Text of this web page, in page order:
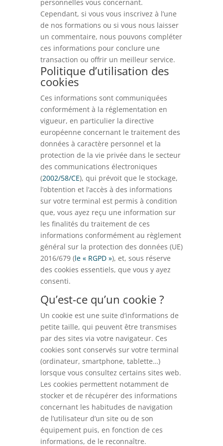
personnelles vous concernant.
Cependant, si vous vous inscrivez à l’une
de nos formations ou si vous nous laisser
un commentaire, nous pouvons compléter
ces informations pour conclure une
transaction ou offrir un meilleur service.
Politique d’utilisation des
cookies
Ces informations sont communiquées
conformément à la réglementation en
vigueur, en particulier la directive
européenne concernant le traitement des
données à caractère personnel et la
protection de la vie privée dans le secteur
des communications électroniques
(2002/58/CE), qui prévoit que le stockage,
l’obtention et l’accès à des informations
sur votre terminal est permis à condition
que, vous ayez reçu une information sur
les finalités du traitement de ces
informations conformément au règlement
général sur la protection des données (UE)
2016/679 (le « RGPD »), et, sous réserve
des cookies essentiels, que vous y ayez
consenti.
Qu’est-ce qu’un cookie ?
Un cookie est une suite d’informations de
petite taille, qui peuvent être transmises
par des sites via votre navigateur. Ces
cookies sont conservés sur votre terminal
(ordinateur, smartphone, tablette…)
lorsque vous consultez certains sites web.
Les cookies permettent notamment de
stocker et de récupérer des informations
concernant les habitudes de navigation
de l’utilisateur d’un site ou de son
équipement puis, en fonction de ces
informations, de le reconnaître.